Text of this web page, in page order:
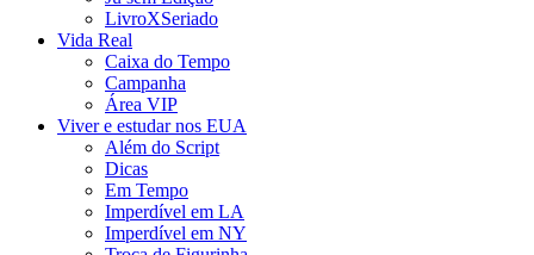
LivroXSeriado
Vida Real
Caixa do Tempo
Campanha
Área VIP
Viver e estudar nos EUA
Além do Script
Dicas
Em Tempo
Imperdível em LA
Imperdível em NY